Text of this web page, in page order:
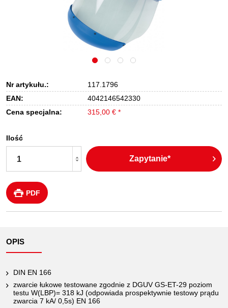
Nr artykułu.:
117.1796
EAN:
4042146542330
Cena specjalna:
315,00 € *
Ilość
Zapytanie*
PDF
OPIS
DIN EN 166
zwarcie łukowe testowane zgodnie z DGUV GS-ET-29 poziom
testu W(LBP)= 318 kJ (odpowiada prospektywnie testowy prądu
zwarcia 7 kA/ 0,5s) EN 166